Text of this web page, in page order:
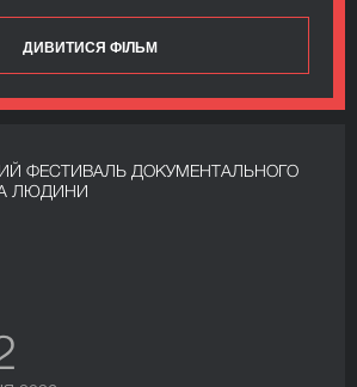
ДИВИТИСЯ ФІЛЬМ
ФЕСТИВАЛЬ ДОКУМЕНТАЛЬНОГО
ЛЮДИНИ